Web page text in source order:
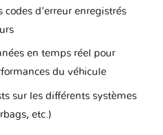
1 version
codes d'erreur enregistrés
en temps réel pour
du véhicule
sur les différents systèmes
etc.)